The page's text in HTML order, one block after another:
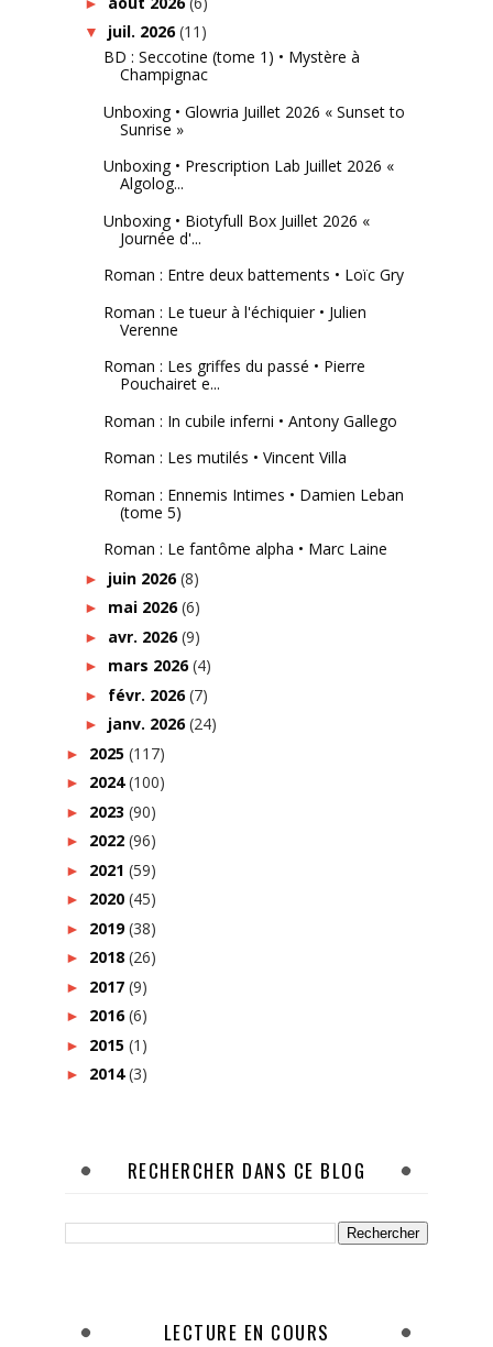
▼ juil. 2026(11)
BD : Seccotine (tome 1) • Mystère à
Champignac
Unboxing • Glowria Juillet 2026 « Sunset to
Sunrise »
Unboxing • Prescription Lab Juillet 2026 «
Algolog...
Unboxing • Biotyfull Box Juillet 2026 «
Journée d'...
Roman : Entre deux battements • Loïc Gry
Roman : Le tueur à l'échiquier • Julien
Verenne
Roman : Les griffes du passé • Pierre
Pouchairet e...
Roman : In cubile inferni • Antony Gallego
Roman : Les mutilés • Vincent Villa
Roman : Ennemis Intimes • Damien Leban
(tome 5)
Roman : Le fantôme alpha • Marc Laine
► juin 2026(8)
► mai 2026(6)
► avr. 2026(9)
► mars 2026(4)
► févr. 2026(7)
► janv. 2026(24)
► 2025 (117)
► 2024(100)
► 2023 (90)
► 2022 (96)
► 2021 (59)
► 2020 (45)
► 2019(38)
► 2018 (26)
► 2017 (9)
► 2016(6)
► 2015 (1)
► 2014(3)
RECHERCHER DANS CE BLOG
LECTURE EN COURS